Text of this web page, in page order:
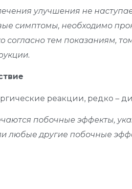
улучшения не
симптомы, необходимо
согласно тем показаниям,
реакции, редко –
побочные эффекты,
любые другие побочные